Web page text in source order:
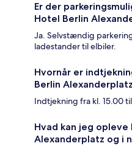
Er der
Hotel Berlin
Ja. Selvstændig
ladestander til elbiler.
Hvornår er
Berlin
Indtjekning fra kl. 15.00
Hvad kan jeg opleve
Alexanderplatz og i